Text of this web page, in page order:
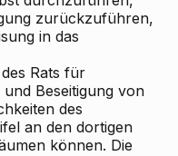
zurückzuführen,
in das
Rats für
Beseitigung von
des
an den dortigen
können. Die